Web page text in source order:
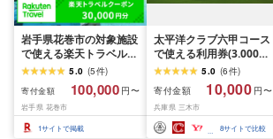
岩手県花巻市の対象施設
で使える楽天トラベルク
ーポン 30,000円分 寄付
額 100,000円 旅行 チケ
ット 観光地応援 岩手県
温泉 観光 ホテル 旅館 ク
ーポン 予約 宿泊 コロナ
5.0 (5件)
寄付金額 100,000 円〜
岩手県 花巻市
1サイトで掲載
太平洋クラブ六甲コース
で使える利用券(3.000円
分)
5.0 (6件)
寄付金額
10,000 円〜
兵庫県 三木市
8サイトで比較